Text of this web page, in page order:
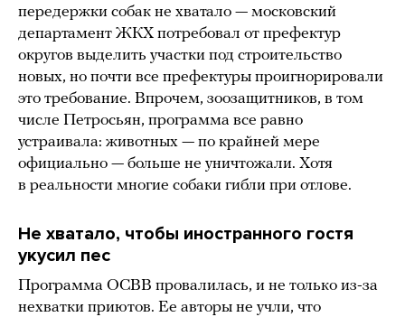
передержки собак не хватало — московский
департамент ЖКХ потребовал от префектур
округов выделить участки под строительство
новых, но почти все префектуры проигнорировали
это требование. Впрочем, зоозащитников, в том
числе Петросьян, программа все равно
устраивала: животных — по крайней мере
официально — больше не уничтожали. Хотя
в реальности многие собаки гибли при отлове.
Не хватало, чтобы иностранного гостя
укусил пес
Программа ОСВВ провалилась, и не только из-за
нехватки приютов. Ее авторы не учли, что